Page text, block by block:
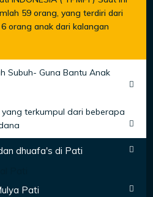
59 orang, yang terdiri dari
orang anak dari kalangan
Subuh- Guna Bantu Anak
terkumpul dari beberapa
dhuafa's di Pati
Pati